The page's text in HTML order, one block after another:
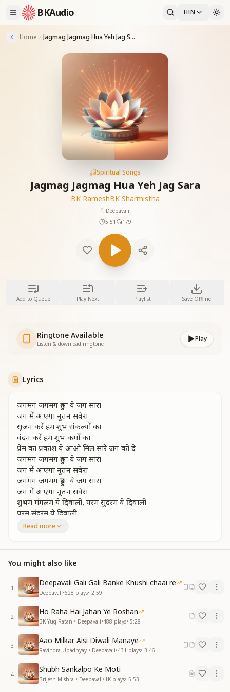
BKAudio HIN
Home Jagmag Jagmag Hua Yeh Jag Sara
Spiritual Songs
Jagmag Jagmag Hua Yeh Jag Sara
BK RameshBK Sharmistha
Deepavali
5:51
179
Add to Queue Play Next Playlist Save Offline
Ringtone Available
Listen & download ringtone
Play
Lyrics
जगमग जगमग हुआ ये जग सारा
जग में आएगा नूतन सवेरा
सृजन करें हम शुभ संकल्पों का
वंदन करें हम शुभ कर्मों का
प्रेम का प्रकाश ये आओ मिल सारे जग को दे
जगमग जगमग हुआ ये जग सारा
जग में आएगा नूतन सवेरा
जगमग जगमग हुआ ये जग सारा
जग में आएगा नूतन सवेरा
शुभम मंगलम ये दिवाली, परम सुंदरम ये दिवाली
परम सुंदरम ये दिवाली
The whole world sparkles and shines so bright,
Let us create with pure intentions true,
And honor every righteous act we do.
Together let’s spread the light of love everywhere,
And fill the world with a radiant, peaceful air.
The whole world sparkles and shines so bright,
A new divine dawn is coming to light.
The whole world sparkles and shines so bright,
A new divine dawn is coming to light.
Auspicious and sacred is this Diwali divine,
Truly beautiful—this festival of light sublime.
मंगल मुहुर्त है लेकर के आई, दिशा दिशा में गुंजे शहनाई
मंगल मुहुर्त है लेकर के आई, दिशा दिशा में गुंजे शहनाई
पुण्य के धन से झोली भर लें, जीवन को पावन पावन कर लें
Read more
You might also like
1
Deepavali Gali Gali Banke Khushi chaai re
Deepavali•628 plays• 2:59
2
Ho Raha Hai Jahan Ye Roshan
BK Yug Ratan • Deepavali•488 plays• 5:28
3
Aao Milkar Aisi Diwali Manaye
Ravindra Upadhyay • Deepavali•431 plays• 3:46
4
Shubh Sankalpo Ke Moti
Brijesh Mishra • Deepavali•1K plays• 5:53